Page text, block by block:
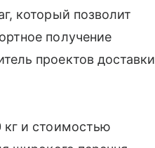
который позволит
получение
проектов доставки
кг и стоимостью